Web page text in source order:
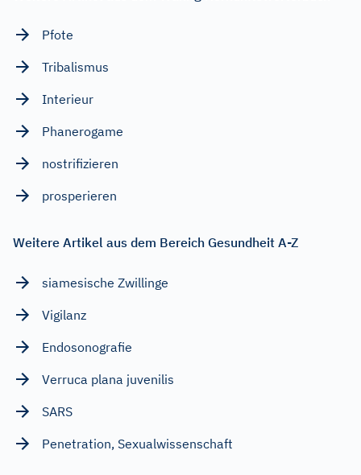
Pfote
Tribalismus
Interieur
Phanerogame
nostrifizieren
prosperieren
Weitere Artikel aus dem Bereich Gesundheit A-Z
siamesische Zwillinge
Vigilanz
Endosonografie
Verruca plana juvenilis
SARS
Penetration, Sexualwissenschaft